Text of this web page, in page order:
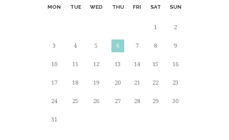
MON TUE WED THU FRI SAT SUN
1 2
3 4 5 6 7 8 9
10 11 12 13 14 15 16
17 18 19 20 21 22 23
24 25 26 27 28 29 30
31